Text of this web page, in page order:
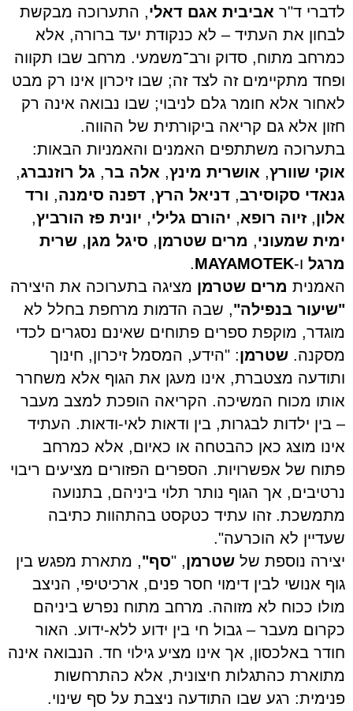
לדברי ד"ר אביבית אגם דאלי, התערוכה מבקשת
לבחון את העתיד – לא כנקודת יעד ברורה, אלא
כמרחב מתוח, סדוק ורב־משמעי. מרחב שבו תקווה
ופחד מתקיימים זה לצד זה; שבו זיכרון אינו רק מבט
לאחור אלא חומר גלם לניבוי; שבו נבואה אינה רק
חזון אלא גם קריאה ביקורתית של ההווה.
בתערוכה משתתפים האמנים והאמניות הבאות:
אוקי שוורץ, אושרית מינץ, אלה בר, גל רוזנברג,
גנאדי סקוסירב, דניאל הרץ, דפנה סימנה, ורד
אלון, זיוה רופא, יהורם גלילי, יונית פז הורביץ,
ימית שמעוני, מרים שטרמן, סיגל מגן, שרית
מרגל ו-MAYAMOTEK
.
האמנית מרים שטרמן מציגה בתערוכה את היצירה
"שיעור בנפילה", שבה הדמות מרחפת בחלל לא
מוגדר, מוקפת ספרים פתוחים שאינם נסגרים לכדי
מסקנה. שטרמן: "הידע, המסמל זיכרון, חינוך
ותודעה מצטברת, אינו מעגן את הגוף אלא משחרר
אותו מכוח המשיכה. הקריאה הופכת למצב מעבר
– בין ילדות לבגרות, בין ודאות לאי-ודאות. העתיד
אינו מוצג כאן כהבטחה או כאיום, אלא כמרחב
פתוח של אפשרויות. הספרים הפזורים מציעים ריבוי
נרטיבים, אך הגוף נותר תלוי ביניהם, בתנועה
מתמשכת. זהו עתיד כטקסט בהתהוות כתיבה
שעדיין לא הוכרעה".
יצירה נוספת של שטרמן, "סף", מתארת מפגש בין
גוף אנושי לבין דימוי חסר פנים, ארכיטיפי, הניצב
מולו ככוח לא מזוהה. מרחב מתוח נפרש ביניהם
כקרום מעבר – גבול חי בין ידוע ללא-ידוע. האור
חודר באלכסון, אך אינו מציע גילוי חד. הנבואה אינה
מתוארת כהתגלות חיצונית, אלא כהתרחשות
פנימית: רגע שבו התודעה ניצבת על סף שינוי.